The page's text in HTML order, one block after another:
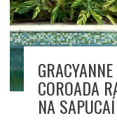
COROADA
NA SAPUCAÍ